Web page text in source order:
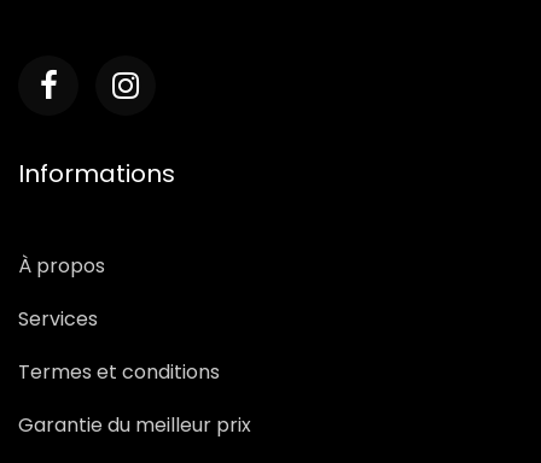
Informations
À propos
Services
Termes et conditions
Garantie du meilleur prix